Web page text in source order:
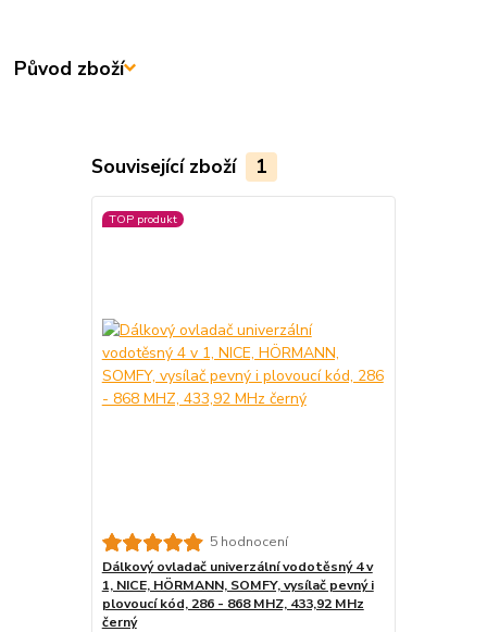
Původ zboží
Související zboží 1
TOP produkt
5 hodnocení
Dálkový ovladač univerzální vodotěsný 4 v
1, NICE, HÖRMANN, SOMFY, vysílač pevný i
plovoucí kód, 286 - 868 MHZ, 433,92 MHz
černý